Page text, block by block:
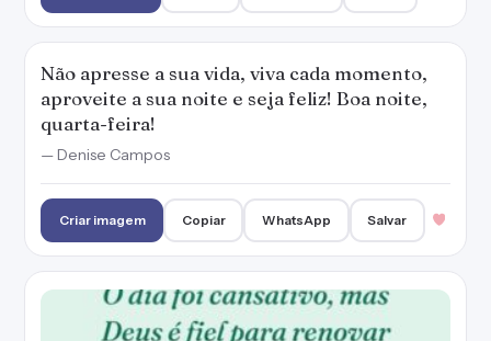
Não apresse a sua vida, viva cada momento,
aproveite a sua noite e seja feliz! Boa noite,
quarta-feira!
— Denise Campos
Criar imagem Copiar WhatsApp Salvar